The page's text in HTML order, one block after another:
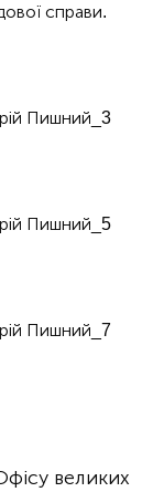
справи.
великих